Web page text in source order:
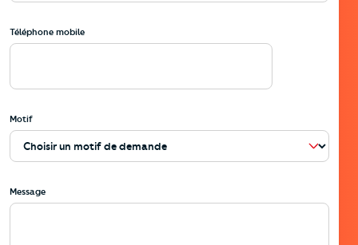
Téléphone mobile
Motif
Message